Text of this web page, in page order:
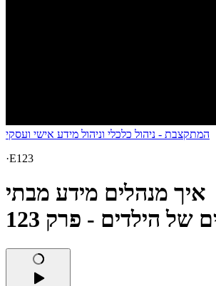
המתקצבת - ניהול כלכלי וניהול מידע אישי ועסקי
·E123
איך מנהלים מידע מבתי
של הילדים - פרק 123